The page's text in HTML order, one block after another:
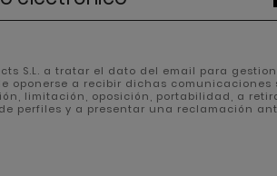
S.L. a tratar el dato del email para
oponerse a recibir dichas
limitación, oposición, portabilidad, a
perfiles y a presentar una reclamación